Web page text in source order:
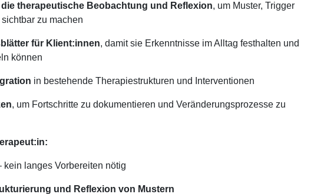
therapeutische Beobachtung und Reflexion, um Muster, Trigger
zu machen
für Klient:innen, damit sie Erkenntnisse im Alltag festhalten und
können
in bestehende Therapiestrukturen und Interventionen
, um Fortschritte zu dokumentieren und Veränderungsprozesse zu
kein langes Vorbereiten nötig
und Reflexion von Mustern